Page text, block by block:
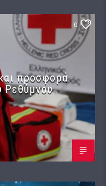
0
προσφορά
Ρεθύμνου